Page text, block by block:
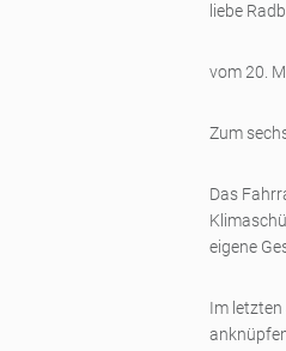
liebe
vom 20.
Zum
Das
eigene
Im letzten